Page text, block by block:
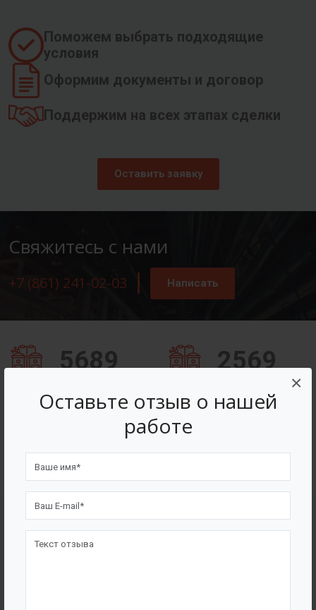
Оставьте отзыв о нашей
работе
×
Поможем выбрать подходящие
условия
Оформим документы и договор
Поддержим на всех этапах сделки
Оставить заявку
Свяжитесь с нами
+7 (861) 241-02-03 Написать
5689 2569
Счастливых клиентов
Сертификаты